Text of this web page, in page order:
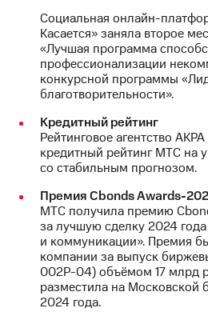
Социальная онлайн-
Касается» заняла второе
«Лучшая программа
профессионализации
конкурсной программы
благотворительности».
Кредитный рейтинг
Рейтинговое агентство
кредитный рейтинг МТС на
со стабильным прогнозом.
Премия Cbonds Awards-
МТС получила премию
за лучшую сделку 2024
и коммуникации». Премия
компании за выпуск
002Р-04) объёмом 17 млрд
разместила на Московской
2024 года.